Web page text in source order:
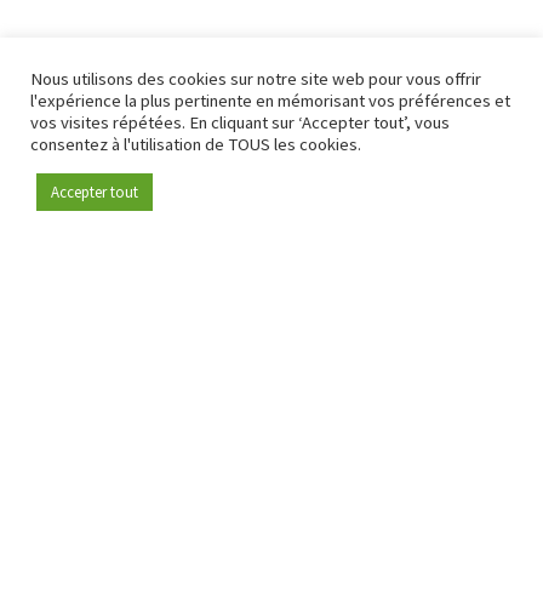
Devenez membre
Nous utilisons des cookies sur notre site web pour vous offrir
l'expérience la plus pertinente en mémorisant vos préférences et
vos visites répétées. En cliquant sur ‘Accepter tout’, vous
consentez à l'utilisation de TOUS les cookies.
Accepter tout